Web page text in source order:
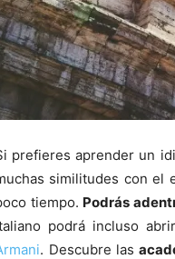
prefieres aprender un
similitudes con el
tiempo. Podrás
podrá incluso
. Descubre las